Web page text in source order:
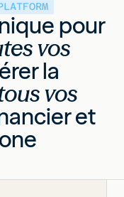
pour
vos
la
vos
et